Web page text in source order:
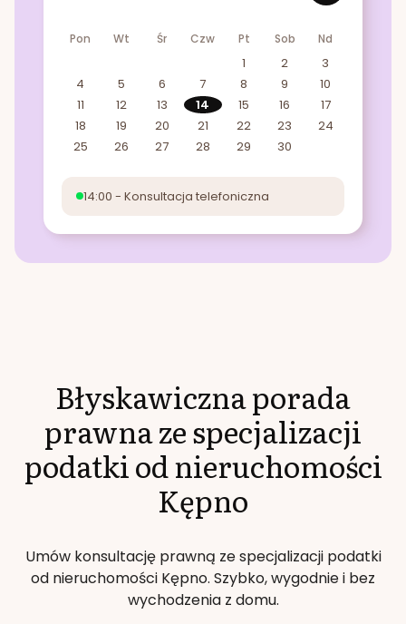
Pon Wt Śr Czw Pt Sob Nd
1 2
3
4
5 6 7 8 9
10
11
12 13 14 15 16
17
18
19 20 21 22 23
24
25
26 27 28 29 30
14:00 - Konsultacja telefoniczna
Błyskawiczna porada
prawna ze specjalizacji
podatki od nieruchomości
Kępno
Umów konsultację prawną ze specjalizacji podatki
od nieruchomości Kępno. Szybko, wygodnie i bez
wychodzenia z domu.